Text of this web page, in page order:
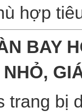
hợp
BAY
NHỎ,
trang bị